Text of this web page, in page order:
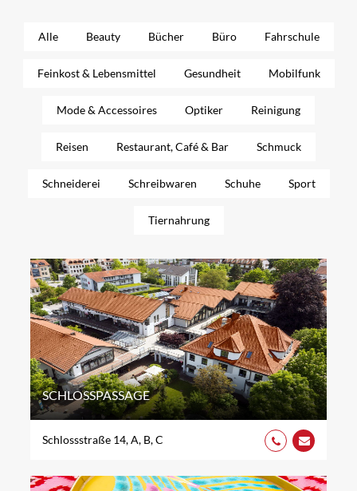
Alle Beauty Bücher Büro Fahrschule
Feinkost & Lebensmittel Gesundheit Mobilfunk
Mode & Accessoires Optiker Reinigung
Reisen Restaurant, Café & Bar Schmuck
Schneiderei Schreibwaren Schuhe Sport
Tiernahrung
SCHLOSSPASSAGE
Schlossstraße 14, A, B, C